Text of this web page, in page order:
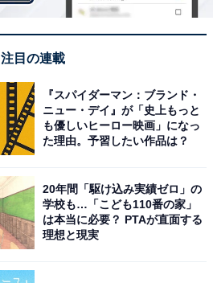
注目の連載
『スパイダーマン：ブランド・
ニュー・デイ』が「史上もっと
も優しいヒーロー映画」になっ
た理由。予習したい作品は？
20年間「駆け込み実績ゼロ」の
学校も…「こども110番の家」
は本当に必要？ PTAが直面する
理想と現実